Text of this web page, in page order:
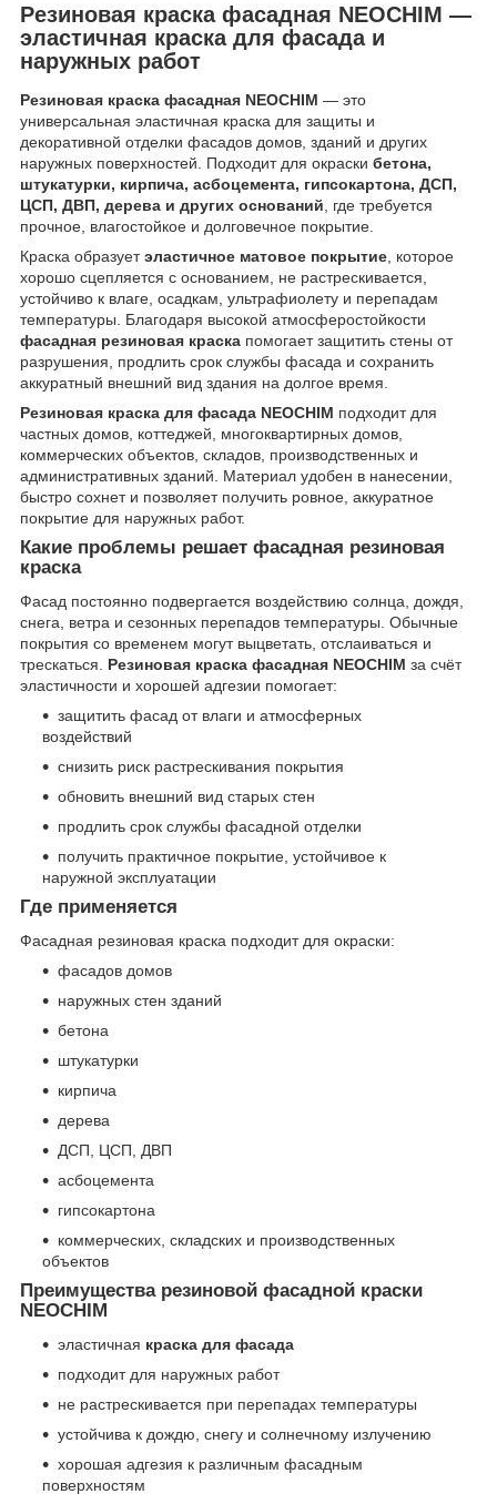
Резиновая краска фасадная NEOCHIM —
эластичная краска для фасада и
наружных работ
Резиновая краска фасадная NEOCHIM — это
универсальная эластичная краска для защиты и
декоративной отделки фасадов домов, зданий и других
наружных поверхностей. Подходит для окраски бетона,
штукатурки, кирпича, асбоцемента, гипсокартона, ДСП,
ЦСП, ДВП, дерева и других оснований, где требуется
прочное, влагостойкое и долговечное покрытие.
Краска образуетэластичное матовое покрытие, которое
хорошо сцепляется с основанием, не растрескивается,
устойчиво к влаге, осадкам, ультрафиолету и перепадам
температуры. Благодаря высокой атмосферостойкости
фасадная резиновая краска помогает защитить стены от
разрушения, продлить срок службы фасада и сохранить
аккуратный внешний вид здания на долгое время.
Резиновая краска для фасада NEOCHIM подходит для
частных домов, коттеджей, многоквартирных домов,
коммерческих объектов, складов, производственных и
административных зданий. Материал удобен в нанесении,
быстро сохнет и позволяет получить ровное, аккуратное
покрытие для наружных работ.
Какие проблемы решает фасадная резиновая
краска
Фасад постоянно подвергается воздействию солнца, дождя,
снега, ветра и сезонных перепадов температуры. Обычные
покрытия со временем могут выцветать, отслаиваться и
трескаться. Резиновая краска фасадная NEOCHIM за счёт
эластичности и хорошей адгезии помогает:
защитить фасад от влаги и атмосферных
воздействий
снизить риск растрескивания покрытия
обновить внешний вид старых стен
продлить срок службы фасадной отделки
получить практичное покрытие, устойчивое к
наружной эксплуатации
Где применяется
Фасадная резиновая краска подходит для окраски:
фасадов домов
наружных стен зданий
бетона
штукатурки
кирпича
дерева
ДСП, ЦСП, ДВП
асбоцемента
гипсокартона
коммерческих, складских и производственных
объектов
Преимущества резиновой фасадной краски
NEOCHIM
эластичная краска для фасада
подходит для наружных работ
не растрескивается при перепадах температуры
устойчива к дождю, снегу и солнечному излучению
хорошая адгезия к различным фасадным
поверхностям